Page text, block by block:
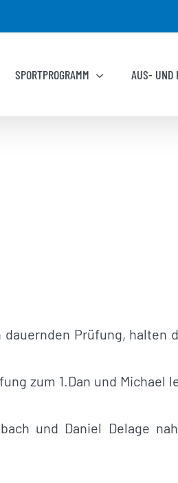
SPORTPROGRAMM AUS- UND
Prüfung, halten
zum 1.Dan und Michael
und Daniel Delage